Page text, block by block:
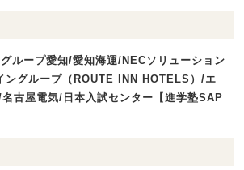
ループ愛知/愛知海運/NECソリューション
ングループ（ROUTE INN HOTELS）/エ
古屋電気/日本入試センター【進学塾SAP